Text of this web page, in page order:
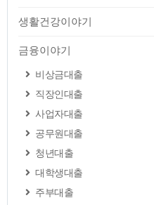
생활건강이야기
금융이야기
비상금대출
직장인대출
사업자대출
공무원대출
청년대출
대학생대출
주부대출